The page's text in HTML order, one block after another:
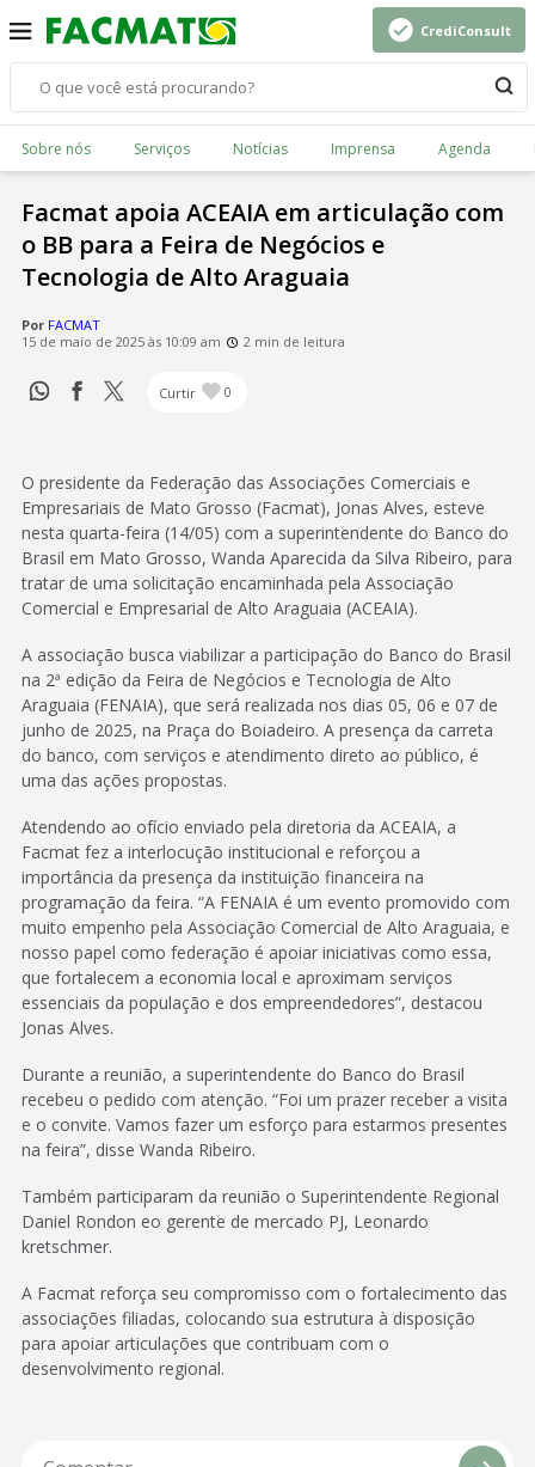
CrediConsult
Sobre nós Serviços Notícias Imprensa Agenda
Facmat apoia ACEAIA em articulação com
o BB para a Feira de Negócios e
Tecnologia de Alto Araguaia
Por FACMAT
15 de maio de 2025 às 10:09 am
2 min de leitura
Curtir 0
O presidente da Federação das Associações Comerciais e
Empresariais de Mato Grosso (Facmat), Jonas Alves, esteve
nesta quarta-feira (14/05) com a superintendente do Banco do
Brasil em Mato Grosso, Wanda Aparecida da Silva Ribeiro, para
tratar de uma solicitação encaminhada pela Associação
Comercial e Empresarial de Alto Araguaia (ACEAIA).
A associação busca viabilizar a participação do Banco do Brasil
na 2ª edição da Feira de Negócios e Tecnologia de Alto
Araguaia (FENAIA), que será realizada nos dias 05, 06 e 07 de
junho de 2025, na Praça do Boiadeiro. A presença da carreta
do banco, com serviços e atendimento direto ao público, é
uma das ações propostas.
Atendendo ao ofício enviado pela diretoria da ACEAIA, a
Facmat fez a interlocução institucional e reforçou a
importância da presença da instituição financeira na
programação da feira. “A FENAIA é um evento promovido com
muito empenho pela Associação Comercial de Alto Araguaia, e
nosso papel como federação é apoiar iniciativas como essa,
que fortalecem a economia local e aproximam serviços
essenciais da população e dos empreendedores”, destacou
Jonas Alves.
Durante a reunião, a superintendente do Banco do Brasil
recebeu o pedido com atenção. “Foi um prazer receber a visita
e o convite. Vamos fazer um esforço para estarmos presentes
na feira”, disse Wanda Ribeiro.
Também participaram da reunião o Superintendente Regional
Daniel Rondon eo gerente de mercado PJ, Leonardo
kretschmer.
A Facmat reforça seu compromisso com o fortalecimento das
associações filiadas, colocando sua estrutura à disposição
para apoiar articulações que contribuam com o
desenvolvimento regional.